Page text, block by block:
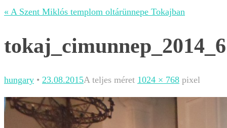
« A Szent Miklós templom oltárünnepe Tokajban
hungary • 23.08.2015A teljes méret 1024 × 768 pixel